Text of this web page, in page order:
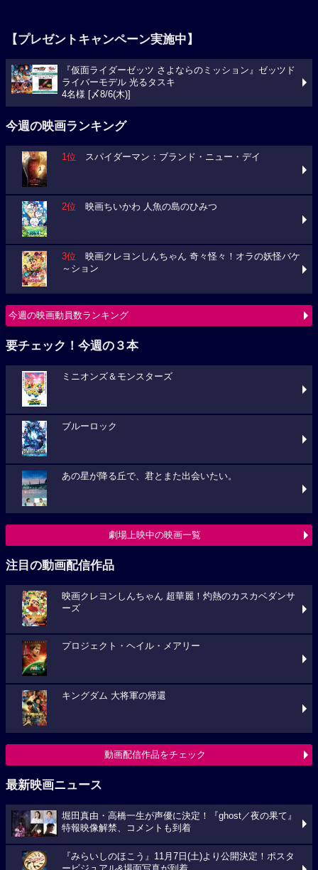
【プレゼントキャンペーン実施中】
『仮面ライダーゼッツ さよならのミッション』ゼッツド
ライバーモデル 光るタスキ
4名様 [〆8/6(木)]
今週の映画ランキング
1位 スパイダーマン：ブランド・ニュー・デイ
2位 映画ちいかわ 人魚の島のひみつ
3位 映画クレヨンしんちゃん 奇々怪々！オラの妖怪バケ
～ション
今週の映画動員数ランキング
要チェック！今週の３本
ミニオンズ＆モンスターズ
ブルーロック
あの星が降る丘で、君とまた出会いたい。
劇場上映中の映画一覧
注目の動画配信作品
映画クレヨンしんちゃん 超華麗！灼熱のカスカベダンサ
ーズ
プロジェクト・ヘイル・メアリー
キングダム 大将軍の帰還
動画配信作品をチェック
最新映画ニュース
堀田真由・高橋一生が声優に決定！『ghost／夜の果て』
特報映像解禁、コメントも到着
『みらいしのほこう』11月7日(土)より公開決定！ポスタ